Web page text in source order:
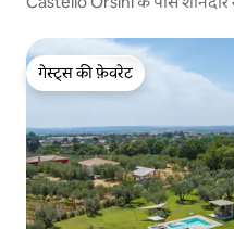
गेस्ट्स की फ़ेवरेट
गेस्ट्स की फ़ेवरेट